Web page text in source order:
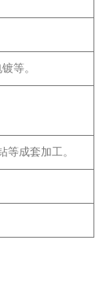
等。
等成套加工。